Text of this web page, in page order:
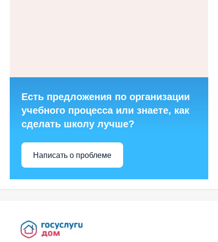
Есть предложения по организации
учебного процесса или знаете, как
сделать школу лучше?
Написать о проблеме